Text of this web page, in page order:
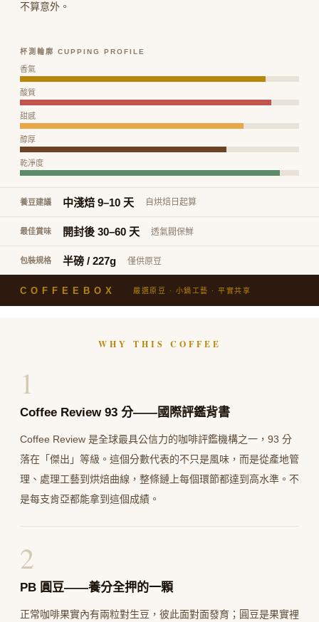
不算意外。
杯測輪廓 CUPPING PROFILE
香氣
酸質
甜感
醇厚
乾淨度
養豆建議 中淺焙 9–10 天 自烘焙日起算
最佳賞味 開封後 30–60 天 透氣閥保鮮
包裝規格 半磅 / 227g 僅供原豆
COFFEEBOX 嚴選原豆 · 小鍋工藝 · 平實共享
WHY THIS COFFEE
1
Coffee Review 93 分——國際評鑑背書
Coffee Review 是全球最具公信力的咖啡評鑑機構之一，93 分
落在「傑出」等級。這個分數代表的不只是風味，而是從產地管
理、處理工藝到烘焙曲線，整條鏈上每個環節都達到高水準。不
是每支肯亞都能拿到這個成績。
2
PB 圓豆——養分全押的一顆
正常咖啡果實內有兩粒對生豆，彼此面對面發育；圓豆是果實裡